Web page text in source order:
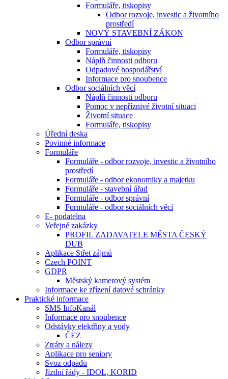
Formuláře, tiskopisy
Odbor rozvoje, investic a životního
prostředí
NOVÝ STAVEBNÍ ZÁKON
Odbor správní
Formuláře, tiskopisy
Náplň činnosti odboru
Odpadové hospodářství
Informace pro snoubence
Odbor sociálních věcí
Náplň činnosti odboru
Pomoc v nepříznivé životní situaci
Životní situace
Formuláře, tiskopisy
Úřední deska
Povinné informace
Formuláře
Formuláře - odbor rozvoje, investic a životního
prostředí
Formuláře - odbor ekonomiky a majetku
Formuláře - stavební úřad
Formuláře - odbor správní
Formuláře - odbor sociálních věcí
E- podatelna
Veřejné zakázky
PROFIL ZADAVATELE MĚSTA ČESKÝ
DUB
Aplikace Střet zájmů
Czech POINT
GDPR
Městský kamerový systém
Informace ke zřízení datové schránky
Praktické informace
SMS InfoKanál
Informace pro snoubence
Odstávky elektřiny a vody
ČEZ
Ztráty a nálezy
Aplikace pro seniory
Svoz odpadu
Jízdní řády - IDOL, KORID